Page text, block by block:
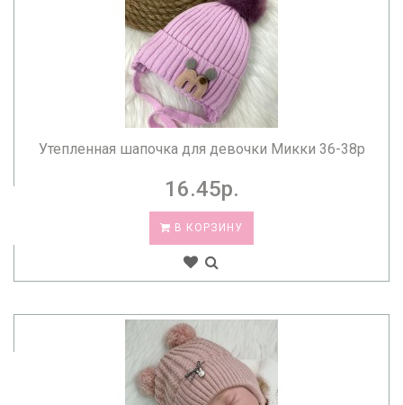
Утепленная шапочка для девочки Микки 36-38р
16.45р.
В КОРЗИНУ